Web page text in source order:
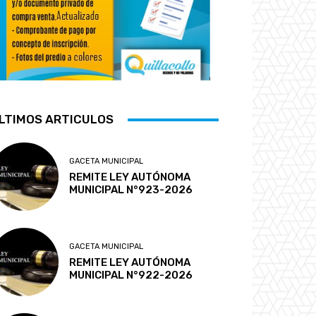
ARTICULOS
GACETA MUNICIPAL
REMITE LEY AUTÓNOMA
MUNICIPAL N°923-2026
GACETA MUNICIPAL
REMITE LEY AUTÓNOMA
MUNICIPAL N°922-2026